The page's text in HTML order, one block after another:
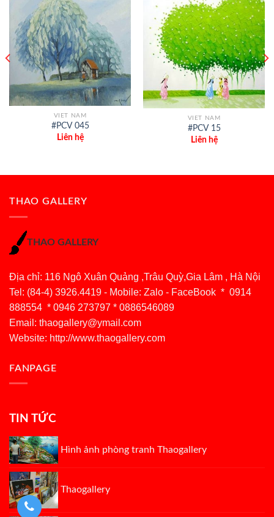
VIET NAM
#PCV 045
Liên hệ
VIET NAM
#PCV 15
Liên hệ
THAO GALLERY
THAO GALLERY
Địa chỉ: 116 Ngô Xuân Quảng ,Trâu Quỳ,Gia Lâm , Hà Nội
Tel: (84-4) 3926.4419 - Mobile: Zalo - FaceBook * 0914
888554 * 0946 273797 * 0886546089
Email: thaogallery@ymail.com
Website: http://www.thaogallery.com
FANPAGE
TIN TỨC
Hình ảnh phòng tranh Thaogallery
Thaogallery